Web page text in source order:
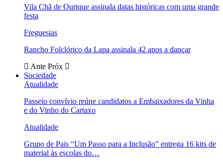
Vila Chã de Ourique assinala datas históricas com uma grande
festa
Freguesias
Rancho Folclórico da Lapa assinala 42 anos a dançar
Ante Próx
Sociedade
Atualidade
Passeio convívio reúne candidatos a Embaixadores da Vinha
e do Vinho do Cartaxo
Atualidade
Grupo de Pais “Um Passo para a Inclusão” entrega 16 kits de
material às escolas do…